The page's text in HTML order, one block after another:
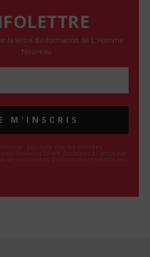
la lettre d'information de L'Homme
Nouveau
M'INSCRIS
j'accepte que les données
Nouveau soient destinées à l'envoi par
de contenus et d'informations relatifs aux